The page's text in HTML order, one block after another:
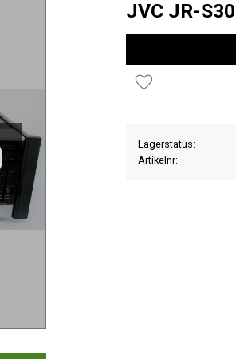
JVC JR-
Lägg till i favoriter
Lagerstatus
Artikelnr